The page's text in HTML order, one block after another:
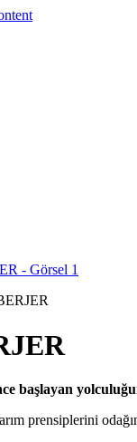
başlayan
prensiplerini